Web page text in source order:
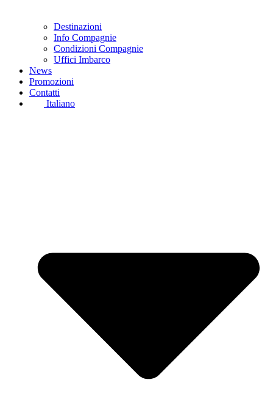
Destinazioni
Info Compagnie
Condizioni Compagnie
Uffici Imbarco
News
Promozioni
Contatti
Italiano